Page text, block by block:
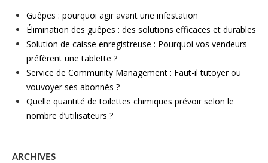
Guêpes : pourquoi agir avant une infestation
Élimination des guêpes : des solutions efficaces et durables
Solution de caisse enregistreuse : Pourquoi vos vendeurs
préfèrent une tablette ?
Service de Community Management : Faut-il tutoyer ou
vouvoyer ses abonnés ?
Quelle quantité de toilettes chimiques prévoir selon le
nombre d’utilisateurs ?
ARCHIVES